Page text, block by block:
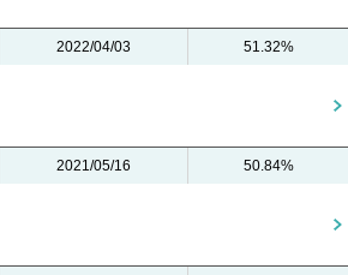
2022/04/03 51.32%
2021/05/16 50.84%